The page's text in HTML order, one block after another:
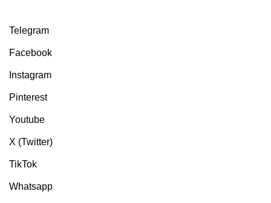
Telegram
Facebook
Instagram
Pinterest
Youtube
X (Twitter)
TikTok
Whatsapp